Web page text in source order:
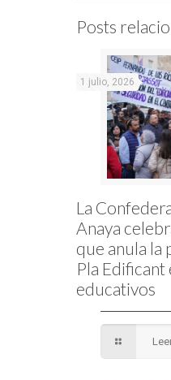
Posts
1 julio, 2026
La
Anaya
que anula la
Pla
educativos